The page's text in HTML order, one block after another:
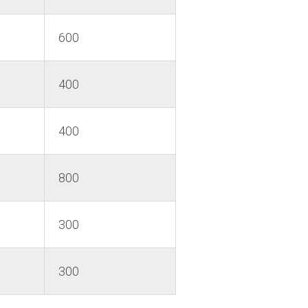
600
400
400
800
300
300